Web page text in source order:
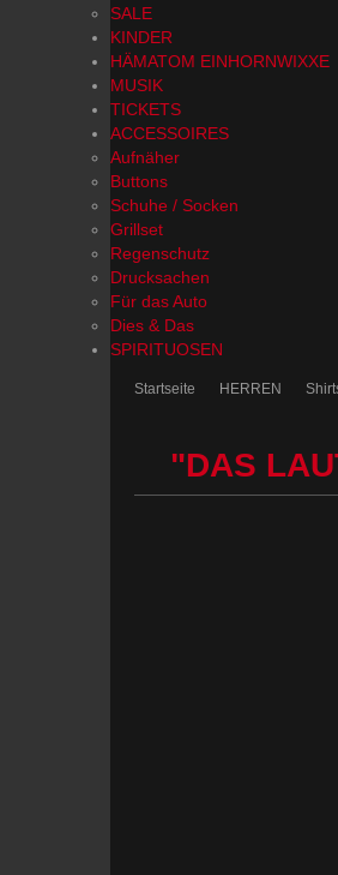
SALE
KINDER
HÄMATOM EINHORNWIXXE
MUSIK
TICKETS
ACCESSOIRES
Aufnäher
Buttons
Schuhe / Socken
Grillset
Regenschutz
Drucksachen
Für das Auto
Dies & Das
SPIRITUOSEN
Startseite HERREN
"DAS